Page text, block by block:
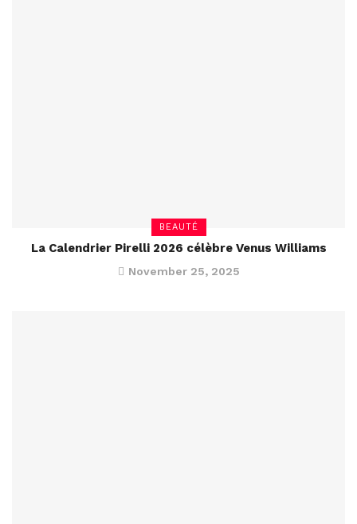
BEAUTÉ
La Calendrier Pirelli 2026 célèbre Venus Williams
November 25, 2025